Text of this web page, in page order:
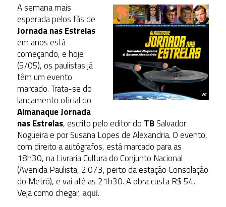
A semana mais
esperada pelos fãs de
Jornada nas Estrelas
em anos está
começando, e hoje
(5/05), os paulistas já
têm um evento
marcado. Trata-se do
lançamento oficial do
Almanaque Jornada
nas Estrelas, escrito pelo editor do TBSalvador
Nogueira e por Susana Lopes de Alexandria. O evento,
com direito a autógrafos, está marcado para as
18h30, na Livraria Cultura do Conjunto Nacional
(Avenida Paulista, 2.073, perto da estação Consolação
do Metrô), e vai até as 21h30. A obra custa R$ 54.
Veja como chegar, aqui.